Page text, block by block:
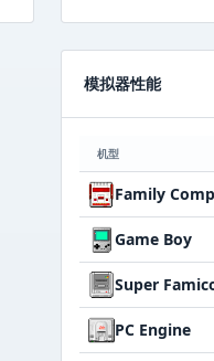
模拟器性能
机型
Family
Game Boy
Super
PC Engine